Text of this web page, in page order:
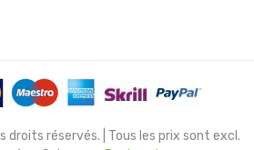
réservés. | Tous les prix sont excl.